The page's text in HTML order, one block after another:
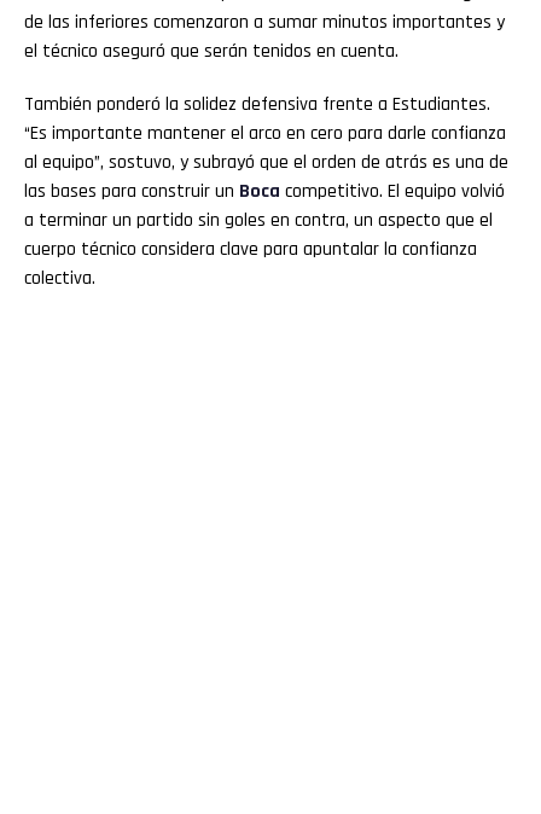
de las inferiores comenzaron a sumar minutos importantes y
el técnico aseguró que serán tenidos en cuenta.
También ponderó la solidez defensiva frente a Estudiantes.
“Es importante mantener el arco en cero para darle confianza
al equipo”, sostuvo, y subrayó que el orden de atrás es una de
las bases para construir un Boca competitivo. El equipo volvió
a terminar un partido sin goles en contra, un aspecto que el
cuerpo técnico considera clave para apuntalar la confianza
colectiva.